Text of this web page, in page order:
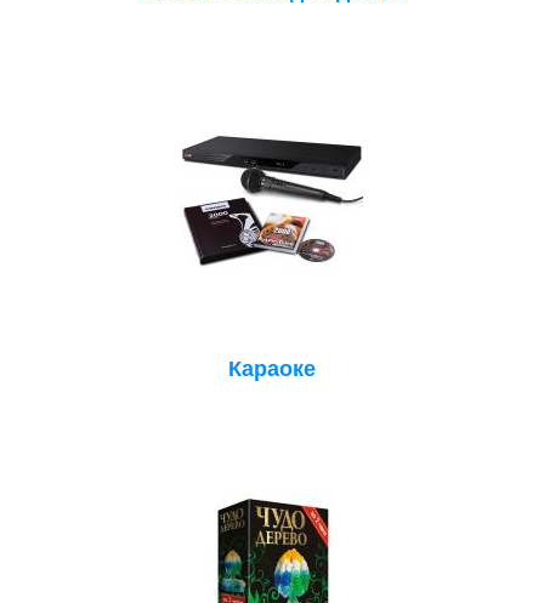
Караоке